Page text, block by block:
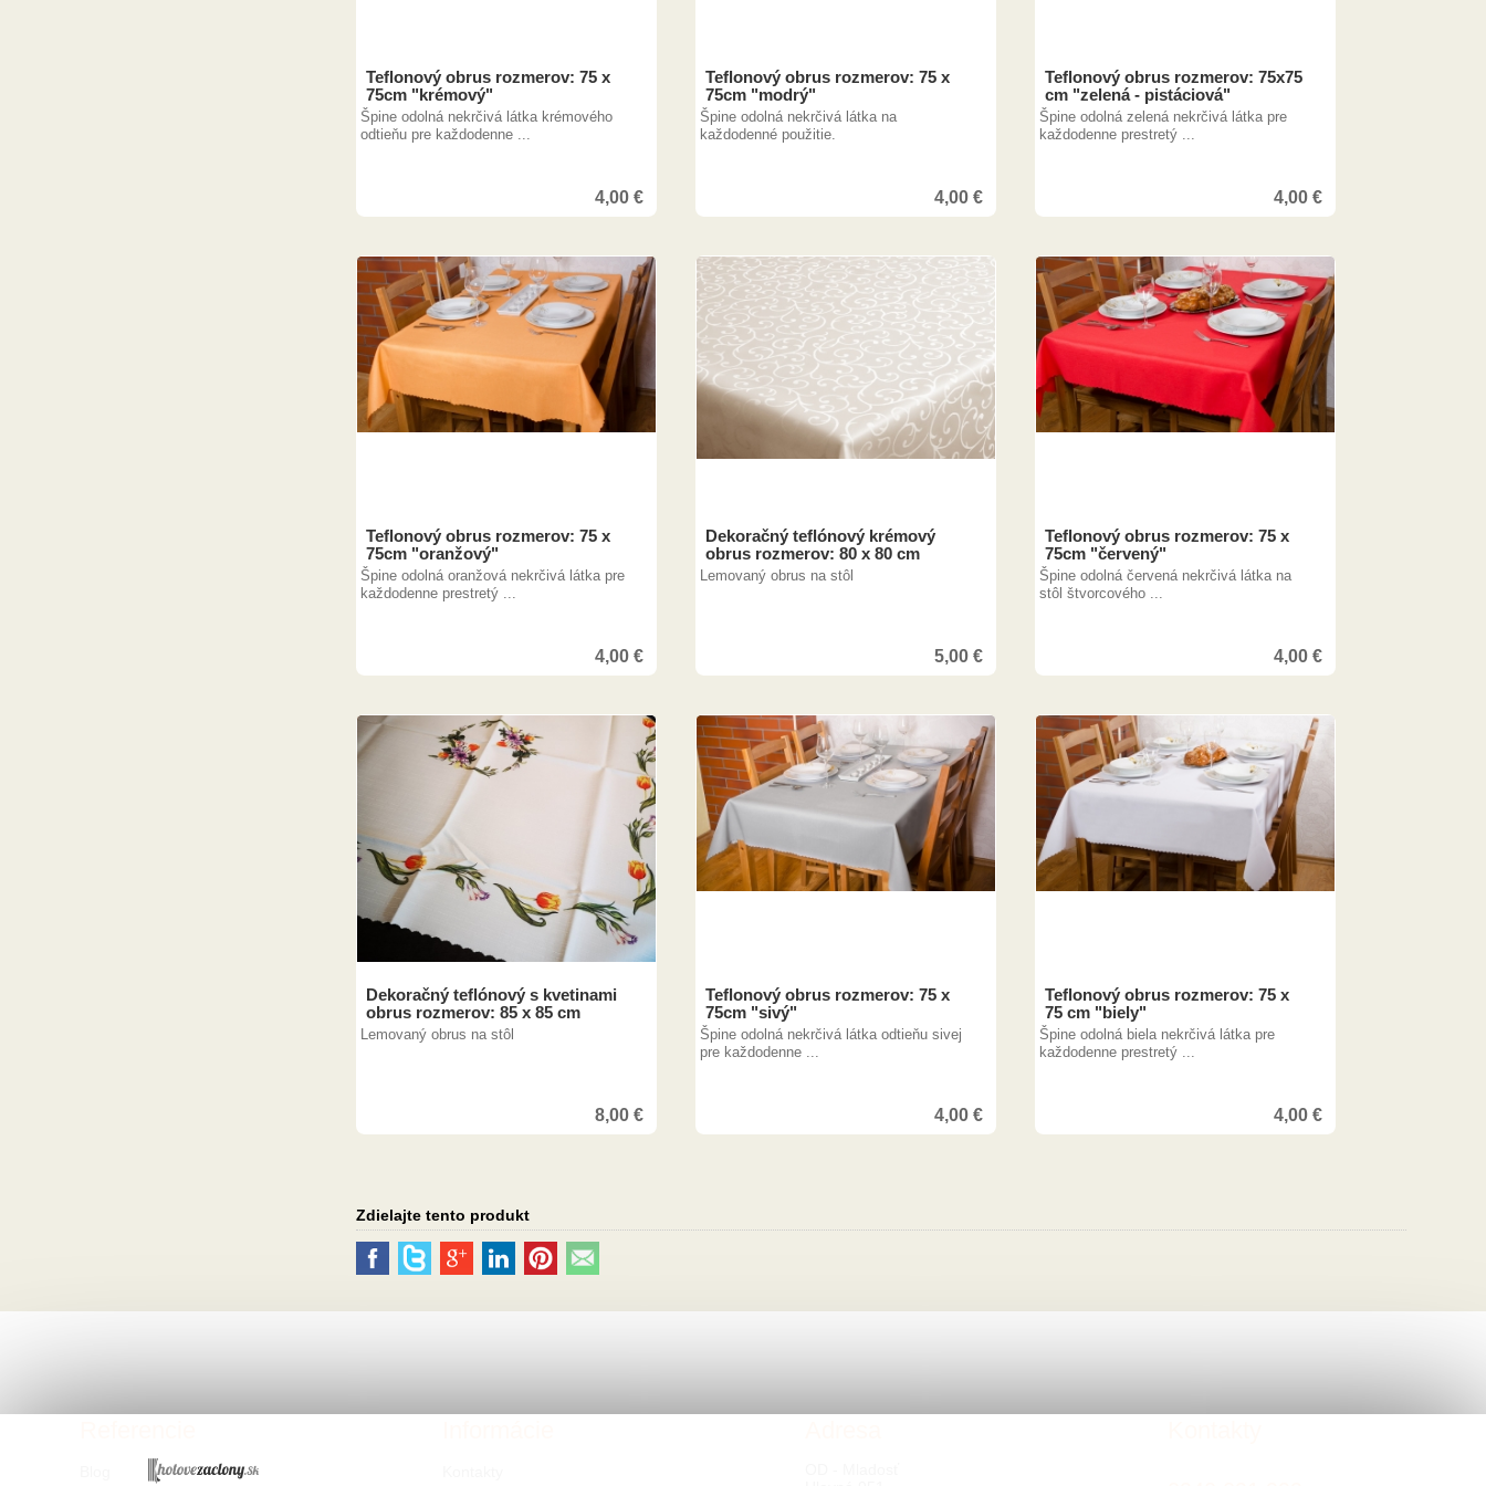
Teflonový obrus rozmerov: 75 x
75cm "krémový"
Špine odolná nekrčivá látka krémového
odtieňu pre každodenne ...
4,00€
Teflonový obrus rozmerov: 75 x
75cm "modrý"
Špine odolná nekrčivá látka na
každodenné použitie.
4,00€
Teflonový obrus rozmerov: 75x75
cm "zelená - pistáciová"
Špine odolná zelená nekrčivá látka pre
každodenne prestretý ...
4,00€
Teflonový obrus rozmerov: 75 x
75cm "oranžový"
Špine odolná oranžová nekrčivá látka pre
každodenne prestretý ...
4,00€
Dekoračný teflónový krémový
obrus rozmerov: 80 x 80 cm
Lemovaný obrus na stôl
5,00€
Teflonový obrus rozmerov: 75 x
75cm "červený"
Špine odolná červená nekrčivá látka na
stôl štvorcového ...
4,00€
Dekoračný teflónový s kvetinami
obrus rozmerov: 85 x 85 cm
Lemovaný obrus na stôl
8,00€
Teflonový obrus rozmerov: 75 x
75cm "sivý"
Špine odolná nekrčivá látka odtieňu sivej
pre každodenne ...
4,00€
Teflonový obrus rozmerov: 75 x
75 cm "biely"
Špine odolná biela nekrčivá látka pre
každodenne prestretý ...
4,00€
Zdielajte tento produkt